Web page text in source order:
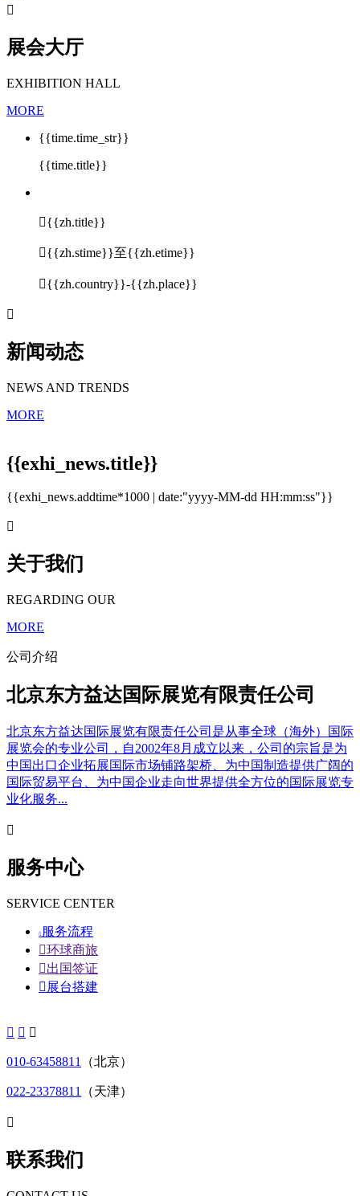

展会大厅
EXHIBITION HALL
MORE
{{time.time_str}}
{{time.title}}
{{zh.title}}
{{zh.stime}}至{{zh.etime}}
{{zh.country}}-{{zh.place}}

新闻动态
NEWS AND TRENDS
MORE
{{exhi_news.title}}
{{exhi_news.addtime*1000 | date:"yyyy-MM-dd HH:mm:ss"}}

关于我们
REGARDING OUR
MORE
公司介绍
北京东方益达国际展览有限责任公司
北京东方益达国际展览有限责任公司是从事全球（海外）国际
展览会的专业公司，自2002年8月成立以来，公司的宗旨是为
中国出口企业拓展国际市场铺路架桥、为中国制造提供广阔的
国际贸易平台、为中国企业走向世界提供全方位的国际展览专
业化服务...

服务中心
SERVICE CENTER
 服务流程
环球商旅
出国签证
 展台搭建
  
010-63458811 （北京）
022-23378811 （天津）

联系我们